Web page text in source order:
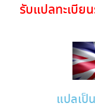
รับแปลทะเบีย
แปลเป็